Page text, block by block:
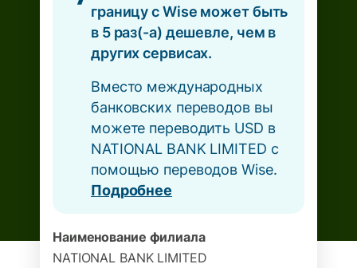
границу с Wise может быть
в 5 раз(-а) дешевле, чем в
других сервисах.
Вместо международных
банковских переводов вы
можете переводить USD в
NATIONAL BANK LIMITED с
помощью переводов Wise.
Подробнее
Наименование филиала
NATIONAL BANK LIMITED